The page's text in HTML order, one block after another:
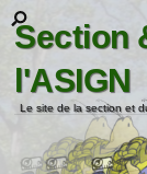
Section
l'ASIGN
Le site de la section et